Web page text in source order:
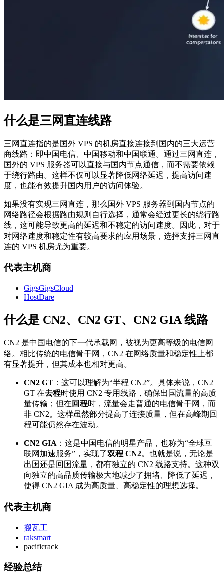
什么是三网直连线路
三网直连指的是国外 VPS 的机房直接连接到国内的三大运营
商线路：即中国电信、中国移动和中国联通。通过三网直连，
国外的 VPS 服务器可以直接与国内节点通信，而不需要依赖
于绕行路由。这样不仅可以显著降低网络延迟，提高访问速
度，也能有效提升国内用户的访问体验。
如果没有实现三网直连，那么国外 VPS 服务器到国内节点的
网络路径会根据路由规则自行选择，通常会经过更长的绕行路
线，这可能导致更高的延迟和不稳定的访问速度。因此，对于
对网络速度和稳定性有较高要求的应用场景，选择支持三网直
连的 VPS 机房尤为重要。
代表主机商
GigsGigsCloud
HostDare
什么是 CN2、CN2 GT、CN2 GIA 线路
CN2 是中国电信的下一代承载网，被视为更高等级的电信网
络。相比传统的电信骨干网，CN2 在网络质量和稳定性上都
有显著提升，但其成本也相对更高。
CN2 GT ：这可以理解为“半程 CN2”。具体来说，CN2
GT 在去程时使用 CN2 专用线路，确保出国流量的高质
量传输；但在 回程时，流量会走普通的电信骨干网，而
非 CN2。这样虽然部分提高了连接质量，但在高峰期回
程可能仍然存在波动。
CN2 GIA ：这是中国电信的明星产品，也称为“全球互
联网加速服务”，实现了双程 CN2。也就是说，无论是
出国还是回国流量，都有独立的 CN2 线路支持。这种双
向独立的高品质传输极大地减少了拥堵、降低了延迟，
使得 CN2 GIA 成为高质量、高稳定性的理想选择。
代表主机商
搬瓦工
raksmart
pacificrack
经验总结